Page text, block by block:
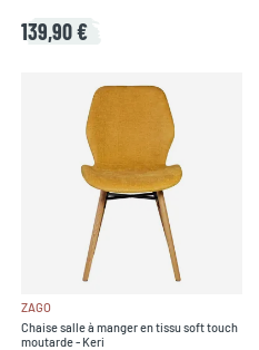
139,90 €
ZAGO
Chaise salle à manger en tissu soft touch
moutarde - Keri